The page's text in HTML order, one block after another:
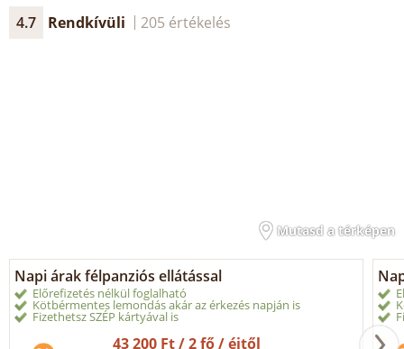
4.7 Rendkívüli 205 értékelés
Mutasd a térképen
Napi árak félpanziós ellátással
Előrefizetés nélkül foglalható
Kötbérmentes lemondás akár az érkezés napján is
Fizethetsz SZÉP kártyával is
43 200 Ft / 2 fő / éjtől